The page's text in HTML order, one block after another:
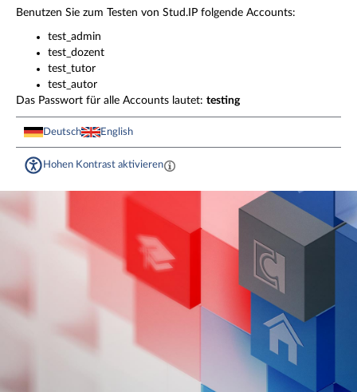
Benutzen Sie zum Testen von Stud.IP folgende Accounts:
test_admin
test_dozent
test_tutor
test_autor
Das Passwort für alle Accounts lautet: testing
Deutsch English
Hohen Kontrast aktivieren